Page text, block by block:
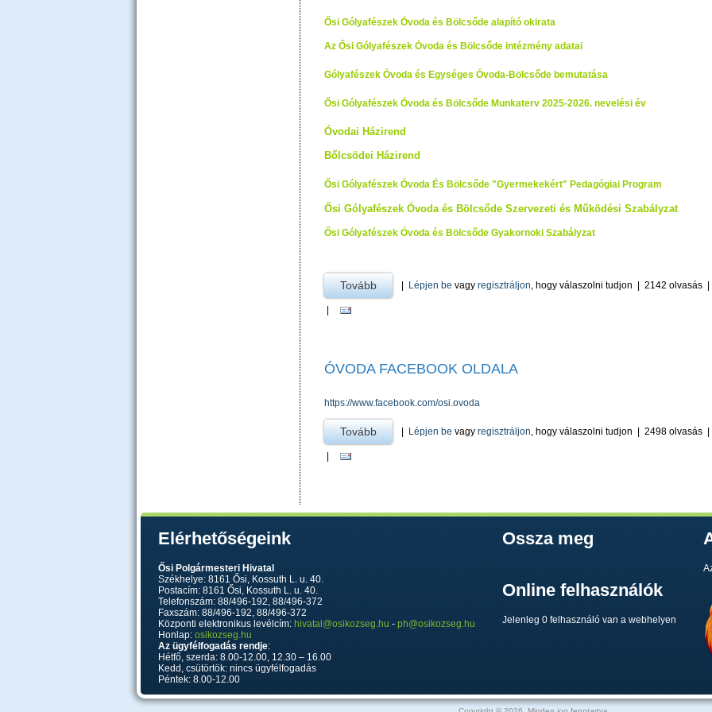
Ősi Gólyafészek Óvoda és Bölcsőde alapító okirata
Az Ősi Gólyafészek Óvoda és Bölcsőde intézmény adatai
Gólyafészek Óvoda és Egységes Óvoda-Bölcsőde bemutatása
Ősi Gólyafészek Óvoda és Bölcsőde Munkaterv 2025-2026. nevelési év
Óvodai Házirend
Bőlcsödei Házirend
Ősi Gólyafészek Óvoda És Bölcsőde "Gyermekekért" Pedagógiai Program
Ősi Gólyafészek Óvoda és Bölcsőde Szervezeti és Működési Szabályzat
Ősi Gólyafészek Óvoda és Bölcsőde Gyakornoki Szabályzat
Tovább a Intézményi dokumentumok Óvoda -ra
| Lépjen be vagy regisztráljon , hogy válaszolni tudjon | 2142 olvasás
|
ÓVODA FACEBOOK OLDALA
https://www.facebook.com/osi.ovoda
Tovább a Óvoda facebook oldala -ra
| Lépjen be vagy regisztráljon , hogy válaszolni tudjon | 2498 olvasás
|
Elérhetőségeink
Ősi Polgármesteri Hivatal
Székhelye: 8161 Ősi, Kossuth L. u. 40.
Postacím: 8161 Ősi, Kossuth L. u. 40.
Telefonszám: 88/496-192, 88/496-372
Faxszám: 88/496-192, 88/496-372
Központi elektronikus levélcím: hivatal@osikozseg.hu - ph@osikozseg.hu
Honlap:osikozseg.hu
Az ügyfélfogadás rendje:
Hétfő, szerda: 8.00-12.00, 12.30 – 16.00
Kedd, csütörtök: nincs ügyfélfogadás
Péntek: 8.00-12.00
Ossza meg
Online felhasználók
Jelenleg 0 felhasználó van a webhelyen